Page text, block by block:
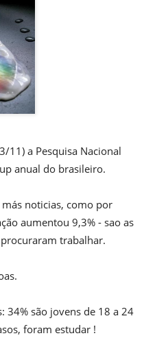
11) a Pesquisa Nacional
anual do brasileiro.
noticias, como por
aumentou 9,3% - sao as
trabalhar.
34% são jovens de 18 a 24
foram estudar !